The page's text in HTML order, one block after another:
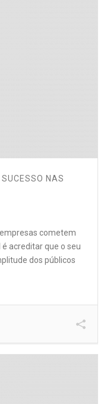
NAS
cometem
acreditar que o seu
dos públicos